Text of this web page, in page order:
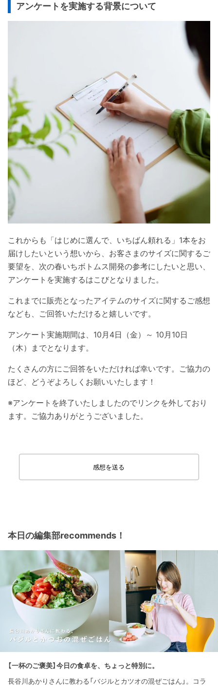
アンケートを実施する背景について
これからも「はじめに選んで、いちばん頼れる」1本をお
届けしたいという想いから、お客さまのサイズに関するご
要望を、次の春いちボトムス開発の参考にしたいと思い、
アンケートを実施するはこびとなりました。
これまでに販売となったアイテムのサイズに関するご感想
なども、ご回答いただけると嬉しいです。
アンケート実施期間は、10月4日（金）～ 10月10日
（木）までとなります。
たくさんの方にご回答をいただければ幸いです。ご協力の
ほど、どうぞよろしくお願いいたします！
※アンケートを終了いたしましたのでリンクを外しており
ます。ご協力ありがとうございました。
感想を送る
本日の編集部recommends！
【一杯のご褒美】今日の食卓を、ちょっと特別に。
長谷川あかりさんに教わる「バジルとカツオの混ぜごはん」。コラ